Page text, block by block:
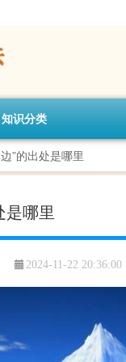
知识分类
”的出处是哪里
是哪里
2024-11-22 20:36:00